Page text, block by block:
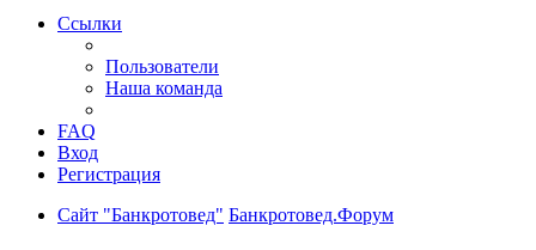
Ссылки
Пользователи
Наша команда
FAQ
Вход
Регистрация
Сайт "Банкротовед" Банкротовед.Форум